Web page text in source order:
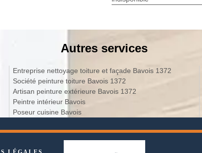
Autres services
Entreprise nettoyage toiture et façade Bavois 1372
Société peinture toiture Bavois 1372
Artisan peinture extérieure Bavois 1372
Peintre intérieur Bavois
Poseur cuisine Bavois